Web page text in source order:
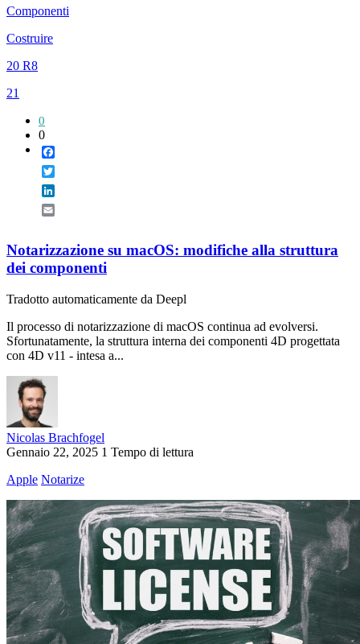
Componenti
Costruire
20 R8
21
0
0
Notarizzazione su macOS: modifiche alla struttura
dei componenti
Tradotto automaticamente da Deepl
Il processo di notarizzazione di macOS continua ad evolversi.
Sfortunatamente, la struttura interna dei componenti 4D progettata
con 4D v11 - intesa a...
Nicolas Brachfogel
Gennaio 22, 2025 1 Tempo di lettura
Apple Notarize